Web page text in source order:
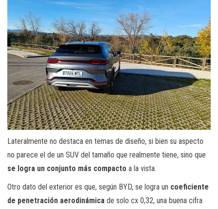
Lateralmente no destaca en temas de diseño, si bien su aspecto
no parece el de un SUV del tamaño que realmente tiene, sino que
se logra un conjunto más compacto a la vista.
Otro dato del exterior es que, según BYD, se logra un coeficiente
de penetración aerodinámica de solo cx 0,32, una buena cifra